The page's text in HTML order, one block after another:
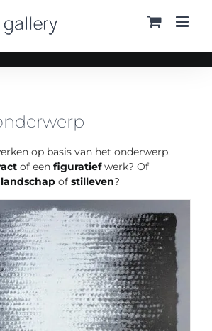
op basis van het onderwerp.
of een figuratiefwerk? Of
landschap of stilleven?